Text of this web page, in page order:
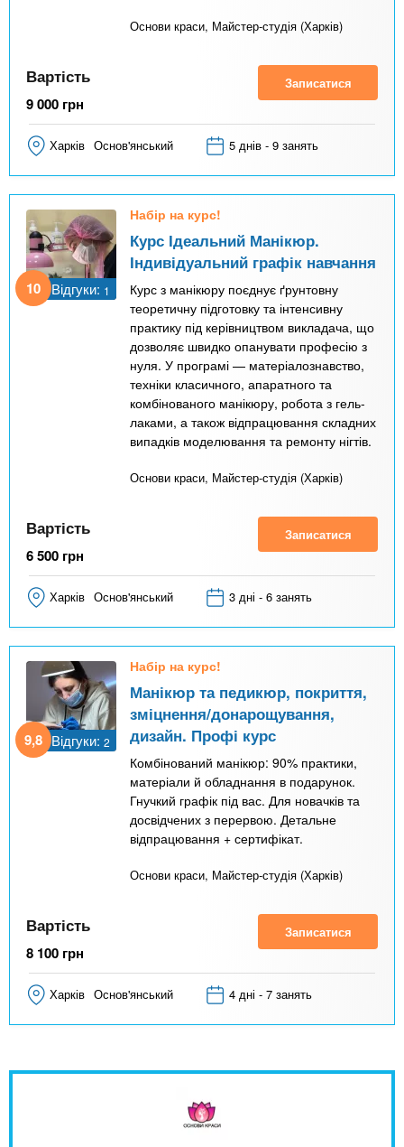
Основи краси, Майстер-студія (Харків)
Вартість
9 000 грн
Записатися
Харків Основ'янський 5 днів - 9 занять
10 Відгуки: 1
Набір на курс!
Курс Ідеальний Манікюр.
Індивідуальний графік навчання
Курс з манікюру поєднує ґрунтовну
теоретичну підготовку та інтенсивну
практику під керівництвом викладача, що
дозволяє швидко опанувати професію з
нуля. У програмі — матеріалознавство,
техніки класичного, апаратного та
комбінованого манікюру, робота з гель-
лаками, а також відпрацювання складних
випадків моделювання та ремонту нігтів.
Основи краси, Майстер-студія (Харків)
Вартість
6 500 грн
Записатися
Харків Основ'янський 3 дні - 6 занять
9,8 Відгуки: 2
Набір на курс!
Манікюр та педикюр, покриття,
зміцнення/донарощування,
дизайн. Профі курс
Комбінований манікюр: 90% практики,
матеріали й обладнання в подарунок.
Гнучкий графік під вас. Для новачків та
досвідчених з перервою. Детальне
відпрацювання + сертифікат.
Основи краси, Майстер-студія (Харків)
Вартість
8 100 грн
Записатися
Харків Основ'янський 4 дні - 7 занять